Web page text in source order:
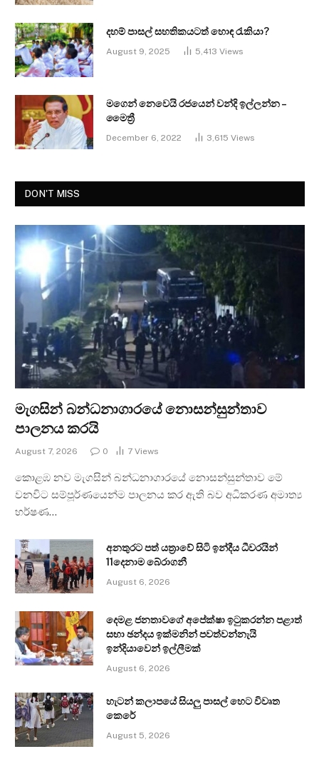
දහම් පාසල් සහතිකයටත් හොඳ රැකියා?
August 9, 2025 5,413 Views
මගෙන් නෙවෙයි රජයෙන් වන්දි ඉල්ලන්න –
මෛත්‍රී
December 6, 2022 3,615 Views
DON'T MISS
මැගසින් බන්ධනාගාරයේ නොසන්සුන්තාව
පාලනය කරයි
August 7, 2026 0 7 Views
කොළඹ නව මැගසින් බන්ධනාගාරයේ නොසන්සුන්තාව මේ
වනවිට සම්පූර්ණයෙන්ම පාලනය කර ඇති බව අධිකරණ අමාත්‍ය
හර්ෂණ…
අනතුරට පත් යත්‍රාවේ සිටි ඉන්දීය ධීවරයින්
11දෙනාම බේරාගනී
August 6, 2026
දෙමළ ජනතාවගේ අපේක්ෂා ඉටුකරන්න පළාත්
සභා ඡන්දය ඉක්මනින් පවත්වන්නැයි
ඉන්දියාවෙන් ඉල්ලීමක්
August 6, 2026
හැටන් කලාපයේ සියලු පාසල් හෙට විවෘත
කෙරේ
August 5, 2026